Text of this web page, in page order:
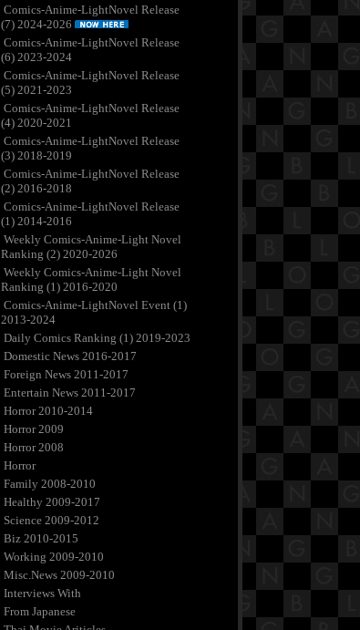
Comics-Anime-LightNovel Release
(7) 2024-2026
Comics-Anime-LightNovel Release
(6) 2023-2024
Comics-Anime-LightNovel Release
(5) 2021-2023
Comics-Anime-LightNovel Release
(4) 2020-2021
Comics-Anime-LightNovel Release
(3) 2018-2019
Comics-Anime-LightNovel Release
(2) 2016-2018
Comics-Anime-LightNovel Release
(1) 2014-2016
Weekly Comics-Anime-Light Novel
Ranking (2) 2020-2026
Weekly Comics-Anime-Light Novel
Ranking (1) 2016-2020
Comics-Anime-LightNovel Event (1)
2013-2024
Daily Comics Ranking (1) 2019-2023
Domestic News 2016-2017
Foreign News 2011-2017
Entertain News 2011-2017
Horror 2010-2014
Horror 2009
Horror 2008
Horror
Family 2008-2010
Healthy 2009-2017
Science 2009-2012
Biz 2010-2015
Working 2009-2010
Misc.News 2009-2010
Interviews With
From Japanese